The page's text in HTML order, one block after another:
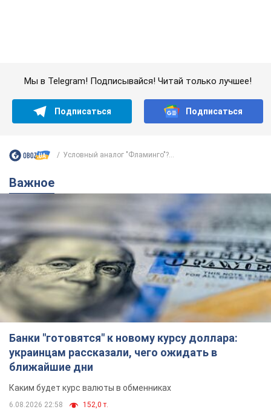
Банки "готовятся" к новому курсу доллара:
украинцам рассказали, чего ожидать в
ближайшие дни
Каким будет курс валюты в обменниках
6.08.2026 22:58 152,0 т.
Украинцам обещают по 850 грн от
мобильных операторов: что не так с
этими сообщениями
Как не попасть в ловушку мошенников
6.08.2026 21:02 16,7 т.